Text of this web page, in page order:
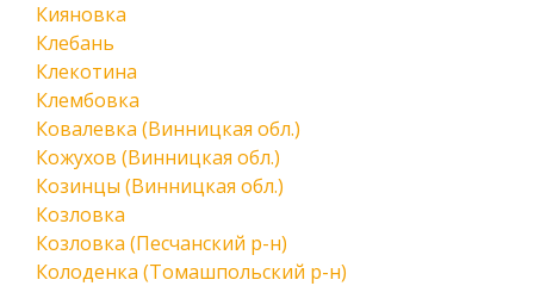
Кияновка
Клебань
Клекотина
Клембовка
Ковалевка (Винницкая обл.)
Кожухов (Винницкая обл.)
Козинцы (Винницкая обл.)
Козловка
Козловка (Песчанский р-н)
Колоденка (Томашпольский р-н)